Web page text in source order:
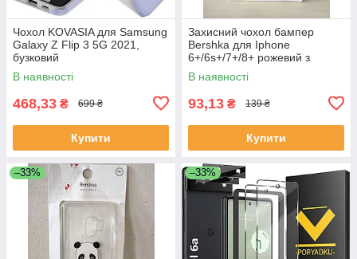
Чохол KOVASIA для Samsung
Galaxy Z Flip 3 5G 2021,
бузковий
В наявності
468,33 ₴ 699 ₴
Купити
Захисний чохол бампер
Bershka для Iphone
6+/6s+/7+/8+ рожевий з
принтом
В наявності
93,13 ₴ 139 ₴
Купити
–33% –33%